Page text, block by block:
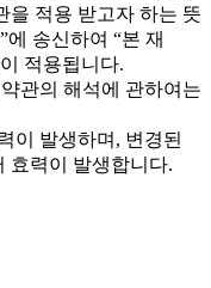
을 적용 받고자 하는 뜻
송신하여 “본 재
적용됩니다.
관의 해석에 관하여는
이 발생하며, 변경된
효력이 발생합니다.